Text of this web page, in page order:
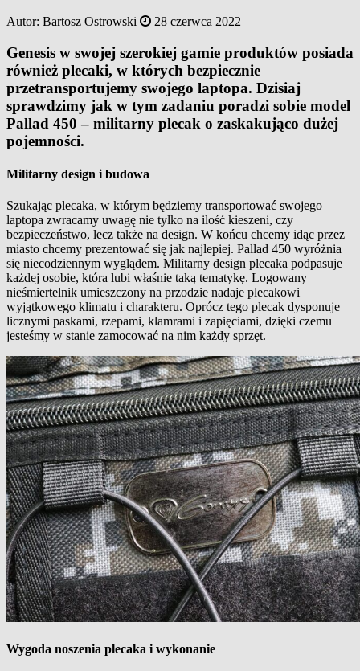
Autor: Bartosz Ostrowski 28 czerwca 2022
Genesis w swojej szerokiej gamie produktów posiada
również plecaki, w których bezpiecznie
przetransportujemy swojego laptopa. Dzisiaj
sprawdzimy jak w tym zadaniu poradzi sobie model
Pallad 450 – militarny plecak o zaskakująco dużej
pojemności.
Militarny design i budowa
Szukając plecaka, w którym będziemy transportować swojego
laptopa zwracamy uwagę nie tylko na ilość kieszeni, czy
bezpieczeństwo, lecz także na design. W końcu chcemy idąc przez
miasto chcemy prezentować się jak najlepiej. Pallad 450 wyróżnia
się niecodziennym wyglądem. Militarny design plecaka podpasuje
każdej osobie, która lubi właśnie taką tematykę. Logowany
nieśmiertelnik umieszczony na przodzie nadaje plecakowi
wyjątkowego klimatu i charakteru. Oprócz tego plecak dysponuje
licznymi paskami, rzepami, klamrami i zapięciami, dzięki czemu
jesteśmy w stanie zamocować na nim każdy sprzęt.
Wygoda noszenia plecaka i wykonanie